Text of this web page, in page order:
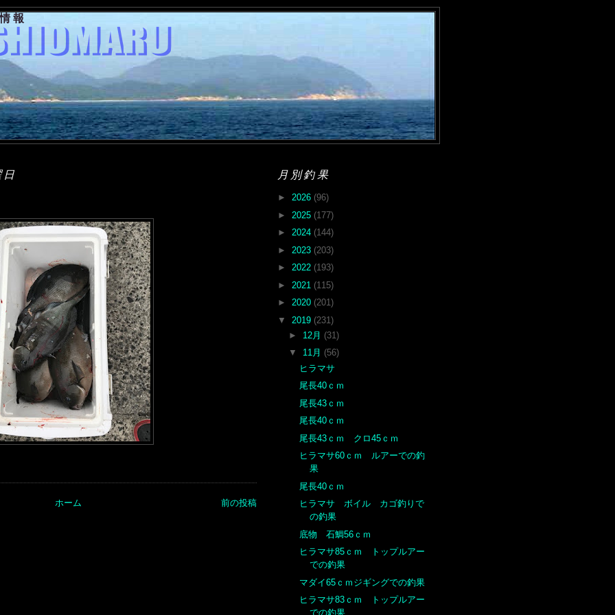
報
前の投稿
ホーム
月別釣果
► 2026 (96)
► 2025 (177)
► 2024 (144)
► 2023 (203)
► 2022 (193)
► 2021 (115)
► 2020 (201)
▼ 2019 (231)
► 12月 (31)
▼ 11月 (56)
ヒラマサ
尾長40ｃｍ
尾長43ｃｍ
尾長40ｃｍ
尾長43ｃｍ クロ45ｃｍ
ヒラマサ60ｃｍ ルアーでの釣
果
尾長40ｃｍ
ヒラマサ ボイル カゴ釣りで
の釣果
底物 石鯛56ｃｍ
ヒラマサ85ｃｍ トップルアー
での釣果
マダイ65ｃｍジギングでの釣果
ヒラマサ83ｃｍ トップルアー
での釣果